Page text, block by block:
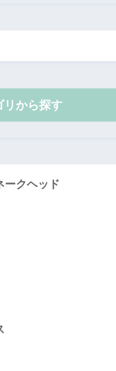
リから探す
ークヘッド